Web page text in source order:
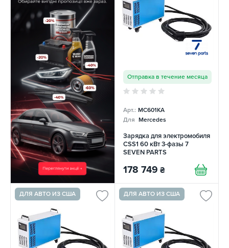
Отправка в течение месяца
Арт.: MC601KA
Для Mercedes
Зарядка для электромобиля
CSS1 60 кВт 3-фазы 7
SEVEN PARTS
178 749 ₴
ДЛЯ АВТО ИЗ США ДЛЯ АВТО ИЗ США